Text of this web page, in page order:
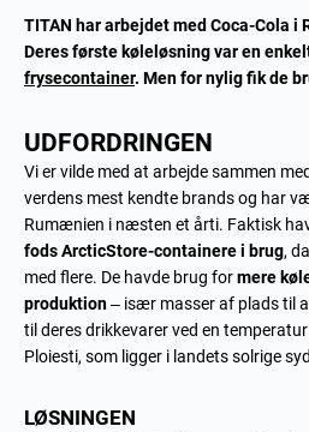
TITAN har arbejdet med Coca-Cola i
Deres første køleløsning var en
frysecontainer. Men for nylig fik de
UDFORDRINGEN
Vi er vilde med at arbejde sammen
verdens mest kendte brands og har
Rumænien i næsten et årti. Faktisk
fodsArcticStore-containere i brug,
med flere. De havde brug formere
produktion– især masser af plads til
til deres drikkevarer ved en
Ploiesti, som ligger i landets solrige
LØSNINGEN